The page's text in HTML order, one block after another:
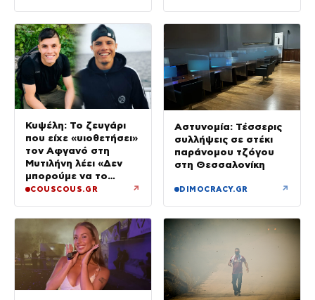
Κυψέλη: Το ζευγάρι
που είχε «υιοθετήσει»
τον Αφγανό στη
Μυτιλήνη λέει «Δεν
μπορούμε να το
πιστέψουμε»
COUSCOUS.GR ↗
Αστυνομία: Τέσσερις
συλλήψεις σε στέκι
παράνομου τζόγου
στη Θεσσαλονίκη
DIMOCRACY.GR ↗